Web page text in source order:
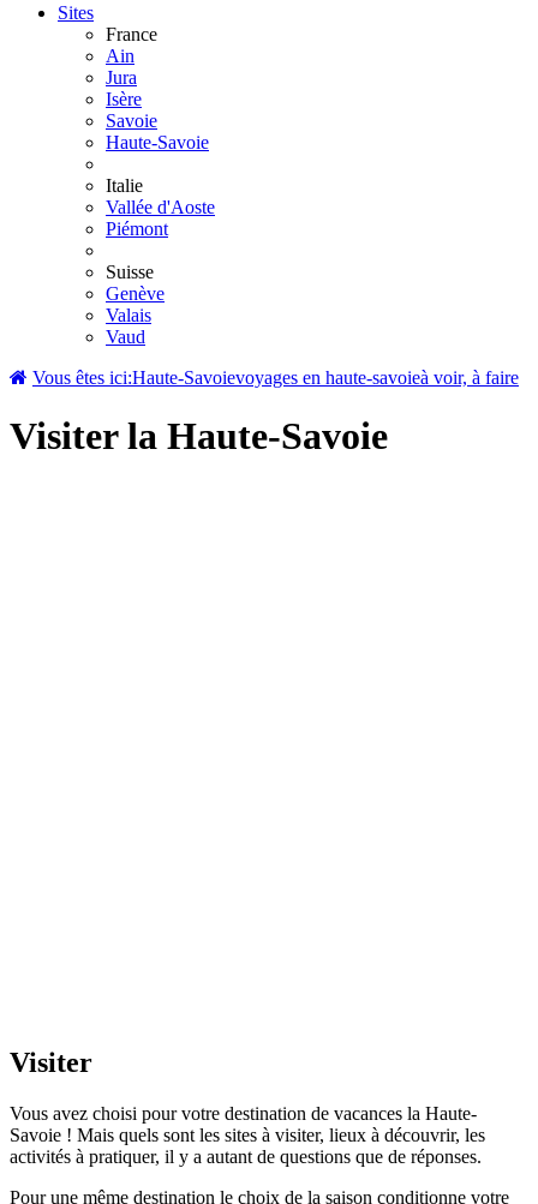
Sites
France
Ain
Jura
Isère
Savoie
Haute-Savoie
Italie
Vallée d'Aoste
Piémont
Suisse
Genève
Valais
Vaud
Vous êtes ici:Haute-Savoievoyages en haute-savoieà voir, à faire
Visiter la Haute-Savoie
Visiter
Vous avez choisi pour votre destination de vacances la Haute-
Savoie ! Mais quels sont les sites à visiter, lieux à découvrir, les
activités à pratiquer, il y a autant de questions que de réponses.
Pour une même destination le choix de la saison conditionne votre